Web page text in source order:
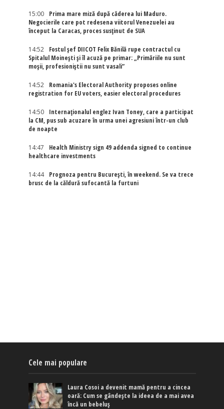
15:00
Prima mare miză după căderea lui Maduro.
Negocierile care pot redesena viitorul Venezuelei au
început la Caracas, proces susținut de SUA
14:52
Fostul șef DIICOT Felix Bănilă rupe contractul cu
Spitalul Moinești și îl acuză pe primar: „Primăriile nu sunt
moșii, profesioniștii nu sunt vasali”
14:52
Romania's Electoral Authority proposes online
registration for EU voters, easier electoral procedures
14:50
Internaţionalul englez Ivan Toney, care a participat
la CM, pus sub acuzare în urma unei agresiuni într-un club
de noapte
14:47
Health Ministry sign 49 addenda signed to continue
healthcare investments
14:44
Prognoza pentru București, în weekend. Se va trece
brusc de la căldură sufocantă la furtuni
Cele mai populare
Laura Cosoi a devenit mamă pentru a cincea
oară: Cum se gândește la ideea de a mai avea
încă un bebeluș